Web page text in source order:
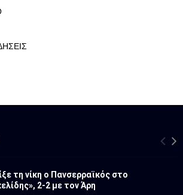
τη νίκη ο Πανσερραϊκός στο
2-2 με τον Άρη